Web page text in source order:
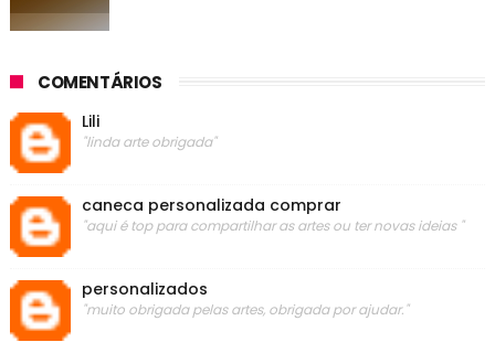
COMENTÁRIOS
Lili
"linda arte obrigada"
caneca personalizada comprar
"aqui é top para compartilhar as artes ou ter novas ideias "
personalizados
"muito obrigada pelas artes, obrigada por ajudar."